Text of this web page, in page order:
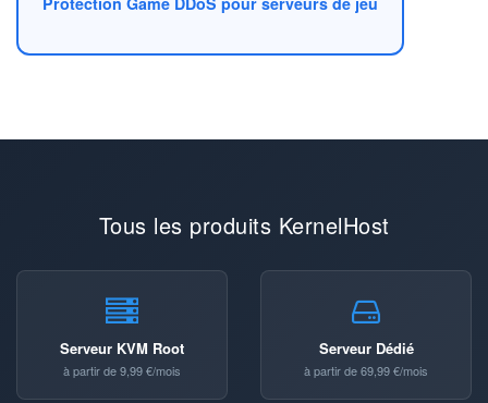
Tous les produits KernelHost
Serveur KVM Root
à partir de 9,99 €/mois
Serveur Dédié
à partir de 69,99 €/mois